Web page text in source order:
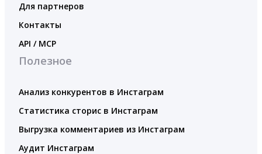
Для партнеров
Контакты
API / MCP
Полезное
Анализ конкурентов в Инстаграм
Статистика сторис в Инстаграм
Выгрузка комментариев из Инстаграм
Аудит Инстаграм